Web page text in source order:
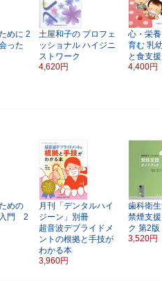
めに 2
った
土屋和子の プロフェ
ッショナル ハイジニ
ストワーク
4,620円
心・栄
育む 乳
と食支援
4,400円
めの
入門 2
月刊「デンタルハイ
ジーン」別冊
超音波デブライドメ
ントの根拠と手技が
わかる本
3,960円
歯科衛
禁煙支
ク 第2版
3,520円